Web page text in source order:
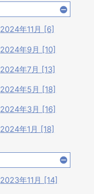
2024年11月 [6]
2024年9月 [10]
2024年7月 [13]
2024年5月 [18]
2024年3月 [16]
2024年1月 [18]
2023年11月 [14]